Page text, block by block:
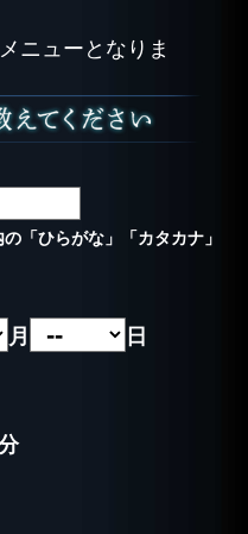
ニューとなりま
「ひらがな」「カタカナ」
月 日